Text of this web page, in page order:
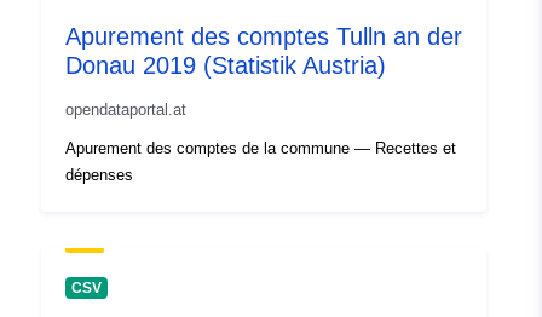
Apurement des comptes Tulln an der
Donau 2019 (Statistik Austria)
opendataportal.at
Apurement des comptes de la commune — Recettes et
dépenses
CSV